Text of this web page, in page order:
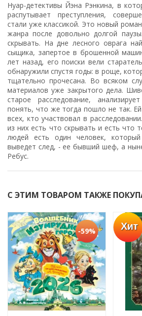
Нуар-детективы Йэна Рэнкина, в
распутывает преступления,
стали уже классикой. Это новый
жанра после довольно долгой
скрывать. На дне лесного оврага
сыщика, запертое в брошенной
лет назад, его поиски вели
обнаружили спустя годы: в роще,
тщательно прочесана. Во всяком
материалов уже закрытого дела.
старое расследование,
понять, что же тогда пошло не так.
всех, кто участвовал в
из них есть что скрывать и есть что
людей есть один человек,
выведет след, - ее бывший шеф, а
Ребус.
С ЭТИМ ТОВАРОМ ТАКЖЕ
-59% Хит